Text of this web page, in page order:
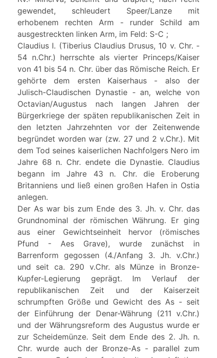
gewendet, schleudert Speer/Lanze mit
erhobenem rechten Arm - runder Schild am
ausgestreckten linken Arm, im Feld: S-C ;
Claudius I. (Tiberius Claudius Drusus, 10 v. Chr. -
54 n.Chr.) herrschte als vierter Princeps/Kaiser
von 41 bis 54 n. Chr. über das Römische Reich. Er
gehörte dem ersten Kaiserhaus - also der
Julisch-Claudischen Dynastie - an, welche von
Octavian/Augustus nach langen Jahren der
Bürgerkriege der späten republikanischen Zeit in
den letzten Jahrzehnten vor der Zeitenwende
begründet worden war (zw. 27 und 2 v.Chr.). Mit
dem Tod seines kaiserlichen Nachfolgers Nero im
Jahre 68 n. Chr. endete die Dynastie. Claudius
begann im Jahre 43 n. Chr. die Eroberung
Britanniens und ließ einen großen Hafen in Ostia
anlegen.
Der As war bis zum Ende des 3. Jh. v. Chr. das
Grundnominal der römischen Währung. Er ging
aus einer Gewichtseinheit hervor (römisches
Pfund - Aes Grave), wurde zunächst in
Barrenform gegossen (4./Anfang 3. Jh. v.Chr.)
und seit ca. 290 v.Chr. als Münze in Bronze-
Kupfer-Legierung geprägt. Im Verlauf der
republikanischen Zeit und der Kaiserzeit
schrumpften Größe und Gewicht des As - seit
der Einführung der Denar-Währung (211 v.Chr.)
und der Währungsreform des Augustus wurde er
zur Scheidemünze. Seit dem Ende des 2. Jh. n.
Chr. wurde auch der Bronze-As - parallel zum